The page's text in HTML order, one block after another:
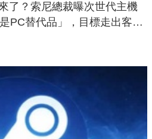
了？索尼總裁曝次世代主機
是PC替代品」，目標走出客
電競桌面